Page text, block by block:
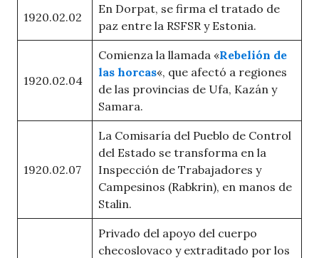
1920.02.02
En Dorpat, se firma el tratado de
paz entre la RSFSR y Estonia.
1920.02.04
Comienza la llamada «Rebelión de
las horcas«, que afectó a regiones
de las provincias de Ufa, Kazán y
Samara.
1920.02.07
La Comisaría del Pueblo de Control
del Estado se transforma en la
Inspección de Trabajadores y
Campesinos (Rabkrin), en manos de
Stalin.
Privado del apoyo del cuerpo
checoslovaco y extraditado por los